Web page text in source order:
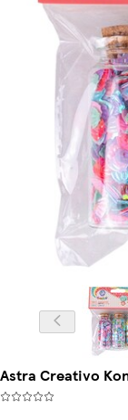
Astra Creativo